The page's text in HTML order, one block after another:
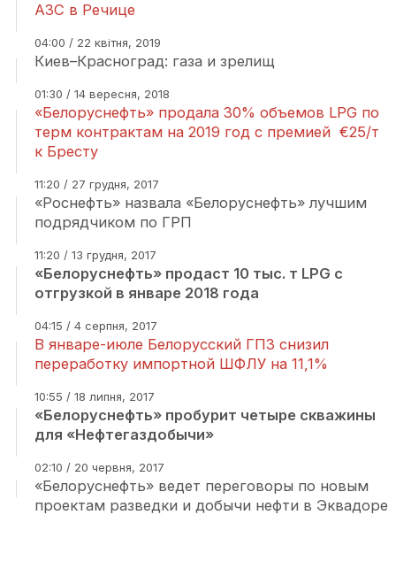
АЗС в Речице
04:00 / 22 квітня, 2019
Киев–Красноград: газа и зрелищ
01:30 / 14 вересня, 2018
«Белоруснефть» продала 30% объемов LPG по
терм контрактам на 2019 год с премией €25/т
к Бресту
11:20 / 27 грудня, 2017
«Роснефть» назвала «Белоруснефть» лучшим
подрядчиком по ГРП
11:20 / 13 грудня, 2017
«Белоруснефть» продаст 10 тыс. т LPG с
отгрузкой в январе 2018 года
04:15 / 4 серпня, 2017
В январе-июле Белорусский ГПЗ снизил
переработку импортной ШФЛУ на 11,1%
10:55 / 18 липня, 2017
«Белоруснефть» пробурит четыре скважины
для «Нефтегаздобычи»
02:10 / 20 червня, 2017
«Белоруснефть» ведет переговоры по новым
проектам разведки и добычи нефти в Эквадоре